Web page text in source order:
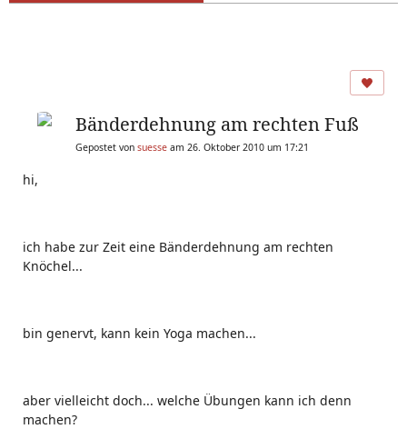
Bänderdehnung am rechten Fuß
Gepostet von suesse am 26. Oktober 2010 um 17:21
hi,
ich habe zur Zeit eine Bänderdehnung am rechten
Knöchel...
bin genervt, kann kein Yoga machen...
aber vielleicht doch... welche Übungen kann ich denn
machen?